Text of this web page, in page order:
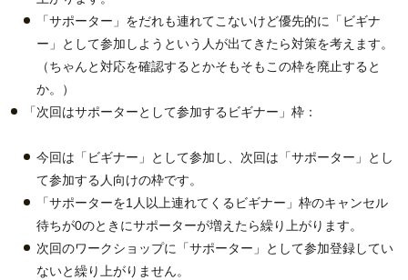
「サポーター」をだれも連れてこないけど優先的に「ビギナ
ー」として参加しようという人が出てきたら対策を考えます。
（ちゃんと対応を確認するとかそもそもこの枠を廃止すると
か。）
「次回はサポーターとして参加するビギナー」枠：
今回は「ビギナー」として参加し、次回は「サポーター」とし
て参加する人向けの枠です。
「サポーターを1人以上連れてくるビギナー」枠のキャンセル
待ちが0のときにサポーターが増えたら繰り上がります。
次回のワークショップに「サポーター」として参加登録してい
ないと繰り上がりません。